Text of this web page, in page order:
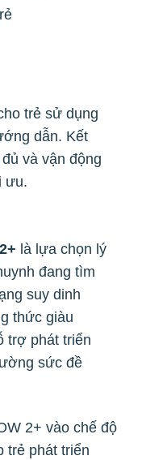
trẻ sử dụng
dẫn. Kết
và vận động
ưu.
là lựa chọn lý
đang tìm
suy dinh
thức giàu
trợ phát triển
sức đề
2+ vào chế độ
trẻ phát triển